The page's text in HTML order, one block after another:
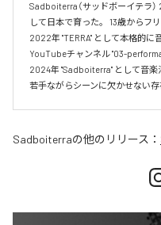
Sadboiterra（サッドボーイテラ
して日本で育った。 13歳からフ
2022年 "TERRA" として本格的に
YouTubeチャンネル "03-
2024年 "Sadboiterra" として音楽
若手ながらシーンに欠かせない存
Sadboiterraの他のリリース：